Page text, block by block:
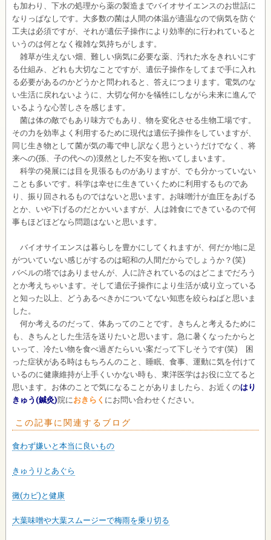
も加わり、下水の処理から薬の製造までバイオサイエンスのお世話に
なりっぱなしです。大多数の菌は人間の体温が適温なので病気を防ぐ
工夫は必須ですが、それが遺伝子操作により効率的に行われていると
いうのは何となく複雑な気持ちがします。
雑草が生えない畑、難しい病気に必要な薬、汚れた水をきれいにす
る仕組み、どれも大切なことですが、遺伝子操作をしてまで手に入れ
る必要があるのかどうかと問われると、答えにつまります。電気のな
い生活に戻れないように、大切な何かを犠牲にしながら未来に進んで
いるような心苦しさを感じます。
菌は体の敵でもあり味方でもあり、物を変化させる生物工場です。
その力を効率よく利用するために現代は遺伝子操作をしていますが、
同じ生き物として菌が気の毒で申し訳なく思うというだけでなく、将
来への(孫、子の代への)漠然とした不安を抱いてしまいます。
科学の発展には目を見張るものがありますが、でも分かっていない
ことも多いです。科学は幸せに生きていくために利用するものであ
り、振り回されるものではないと思います。お味噌汁が血圧をあげる
とか、いや下げるのだとかいいますが、人は雑食にできているので何
事もほどほどなら問題はないと思います。
バイオサイエンスは暮らしを豊かにしてくれますが、何だか地に足
がついていない感じがするのは昭和の人間だからでしょうか？(笑)
バベルの塔ではありませんが、人に許されているのはどこまでだろう
とか考えちゃいます。そして遺伝子操作により生活が成り立っている
と知った以上、どうあるべきかについてない知恵を絞らねばと思いま
した。
何か考えるのだって、体あってのことです。きちんと考えるために
も、きちんとした生活を送りたいと思います。急に暑くなったからと
いって、冷たい物を食べ過ぎたらいい案だって下しそうです(笑) 困
った症状がある時はもちろんのこと、睡眠、食事、運動に気を付けて
いるのに健康維持が上手くいかない時も、東洋医学はお役に立てると
思います。お体のことで気になることがありましたら、お近くのはり
きゅう(鍼灸)院におきらく にお問い合わせください。
この記事に関連するブログ
食わず嫌いと本当に良いもの
きゅうりとあぐら
黴(カビ)と健康
大葉味噌や大葉スムージーで梅雨を乗り切る